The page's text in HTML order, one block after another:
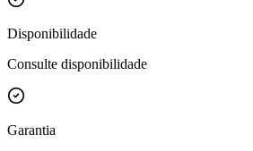
Disponibilidade
Consulte disponibilidade
Garantia